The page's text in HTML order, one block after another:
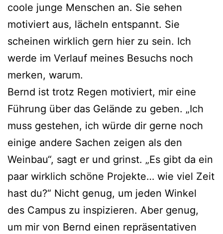
coole junge Menschen an. Sie sehen
motiviert aus, lächeln entspannt. Sie
scheinen wirklich gern hier zu sein. Ich
werde im Verlauf meines Besuchs noch
merken, warum.
Bernd ist trotz Regen motiviert, mir eine
Führung über das Gelände zu geben. „Ich
muss gestehen, ich würde dir gerne noch
einige andere Sachen zeigen als den
Weinbau“, sagt er und grinst. „Es gibt da ein
paar wirklich schöne Projekte… wie viel Zeit
hast du?“ Nicht genug, um jeden Winkel
des Campus zu inspizieren. Aber genug,
um mir von Bernd einen repräsentativen